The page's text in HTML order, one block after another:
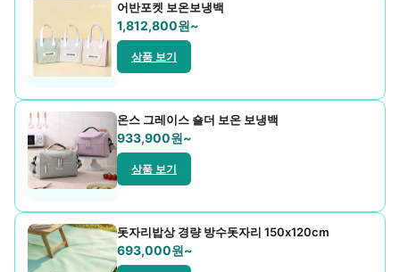
자동차용품
주방기구
치약/세제
컵제품
티슈
어반포켓 보온보냉백
1,812,800원~
상품 보기
온스 그레이스 숄더 보온 보냉백
933,900원~
상품 보기
돗자리밥상 경량 방수돗자리 150x120cm
693,000원~